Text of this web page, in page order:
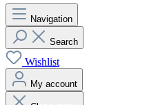
Navigation
Search
Wishlist
My account